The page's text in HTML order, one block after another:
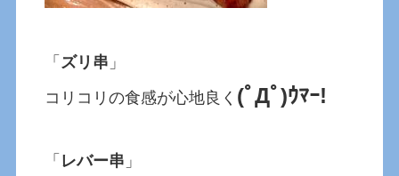
「 ズリ串 」
コリコリの食感が心地良く (ﾟДﾟ)ｳﾏｰ!
「 レバー串 」